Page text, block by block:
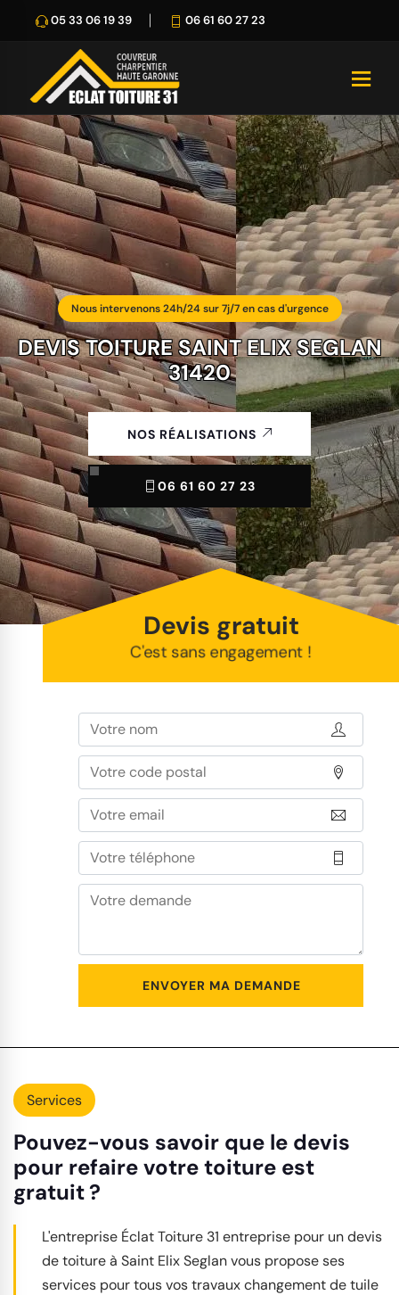
05 33 06 19 39 06 61 60 27 23
Nous intervenons 24h/24 sur 7j/7 en cas d'urgence
DEVIS TOITURE SAINT ELIX SEGLAN
31420
NOS RÉALISATIONS
06 61 60 27 23
Devis gratuit
C'est sans engagement !
Services
Pouvez-vous savoir que le devis
pour refaire votre toiture est
gratuit ?
L'entreprise Éclat Toiture 31 entreprise pour un devis
de toiture à Saint Elix Seglan vous propose ses
services pour tous vos travaux changement de tuile